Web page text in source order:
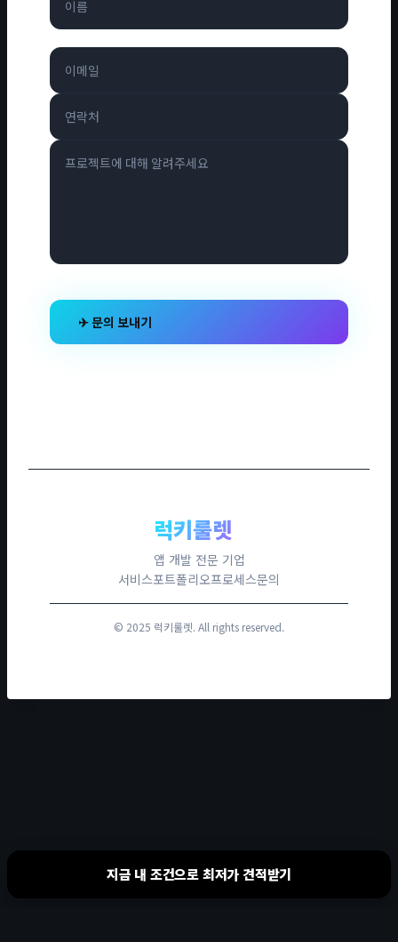
✈ 문의 보내기
럭키룰렛
앱 개발 전문 기업
서비스포트폴리오프로세스문의
© 2025 럭키룰렛. All rights reserved.
지금 내 조건으로 최저가 견적받기